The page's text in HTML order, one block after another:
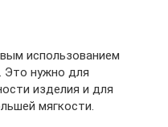
использованием
Это нужно для
изделия и для
мягкости.